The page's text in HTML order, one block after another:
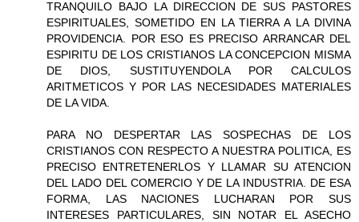
TRANQUILO BAJO LA DIRECCION DE SUS PASTORES
ESPIRITUALES, SOMETIDO EN LA TIERRA A LA DIVINA
PROVIDENCIA. POR ESO ES PRECISO ARRANCAR DEL
ESPIRITU DE LOS CRISTIANOS LA CONCEPCION MISMA
DE DIOS, SUSTITUYENDOLA POR CALCULOS
ARITMETICOS Y POR LAS NECESIDADES MATERIALES
DE LA VIDA.
PARA NO DESPERTAR LAS SOSPECHAS DE LOS
CRISTIANOS CON RESPECTO A NUESTRA POLITICA, ES
PRECISO ENTRETENERLOS Y LLAMAR SU ATENCION
DEL LADO DEL COMERCIO Y DE LA INDUSTRIA. DE ESA
FORMA, LAS NACIONES LUCHARAN POR SUS
INTERESES PARTICULARES, SIN NOTAR EL ASECHO